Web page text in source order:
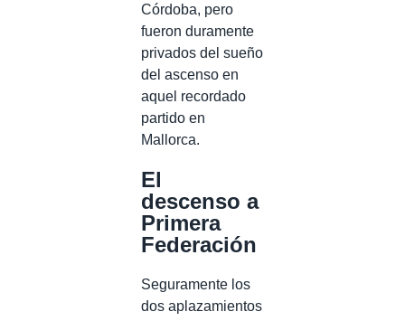
Córdoba, pero
fueron duramente
privados del sueño
del ascenso en
aquel recordado
partido en
Mallorca.
El
descenso a
Primera
Federación
Seguramente los
dos aplazamientos